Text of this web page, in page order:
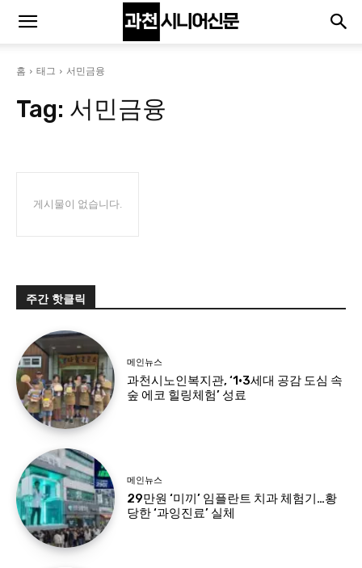
홈 태그 서민금융
Tag: 서민금융
게시물이 없습니다.
주간 핫클릭
메인뉴스
과천시노인복지관, ‘1·3세대 공감 도심 속
숲 에코 힐링체험’ 성료
메인뉴스
29만원 ‘미끼’ 임플란트 치과 체험기…황
당한 ‘과잉진료’ 실체